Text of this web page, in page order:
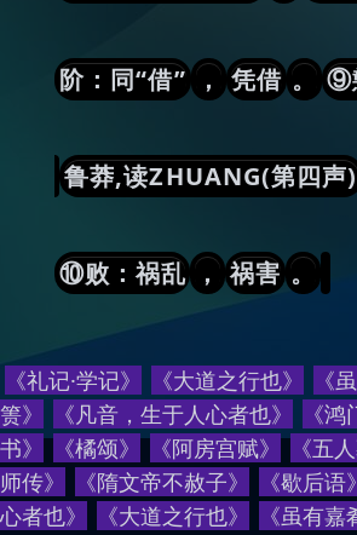
阶：同“借” ， 凭借 。 ⑨
鲁莽,读ZHUANG(第四声)
⑩败：祸乱 ， 祸害 。
《礼记·学记》 《大道之行也》 《
箦》
《凡音，生于人心者也》 《鸿
书》
《橘颂》 《阿房宫赋》 《五
师传》
《隋文帝不赦子》 《歇后语》
心者也》 《大道之行也》 《虽有嘉